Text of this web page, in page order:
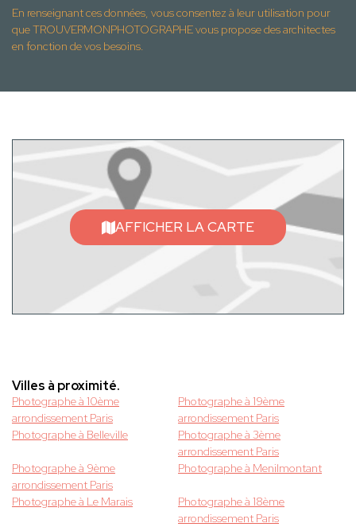
En renseignant ces données, vous consentez à leur utilisation pour
que TROUVERMONPHOTOGRAPHE vous propose des architectes
en fonction de vos besoins.
AFFICHER LA CARTE
Villes à proximité.
Photographe à 10ème
arrondissement Paris
Photographe à 19ème
arrondissement Paris
Photographe à Belleville
Photographe à 3ème
arrondissement Paris
Photographe à 9ème
arrondissement Paris
Photographe à Menilmontant
Photographe à Le Marais
Photographe à 18ème
arrondissement Paris